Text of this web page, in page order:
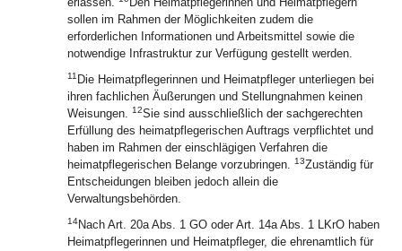
sollen im Rahmen der Möglichkeiten zudem die
erforderlichen Informationen und Arbeitsmittel sowie die
notwendige Infrastruktur zur Verfügung gestellt werden.
11 Die Heimatpflegerinnen und Heimatpfleger unterliegen bei
ihren fachlichen Äußerungen und Stellungnahmen keinen
Weisungen. 12Sie sind ausschließlich der sachgerechten
Erfüllung des heimatpflegerischen Auftrags verpflichtet und
haben im Rahmen der einschlägigen Verfahren die
heimatpflegerischen Belange vorzubringen. 13Zuständig für
Entscheidungen bleiben jedoch allein die
Verwaltungsbehörden.
14Nach Art. 20a Abs. 1 GO oder Art. 14a Abs. 1 LKrO haben
Heimatpflegerinnen und Heimatpfleger, die ehrenamtlich für